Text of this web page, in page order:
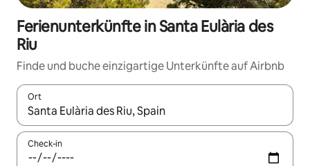
Ferienunterkünfte in Santa Eulària des
Riu
Finde und buche einzigartige Unterkünfte auf Airbnb
Ort
Wenn Ergebnisse verfügbar sind, navigiere mit den
Check-in